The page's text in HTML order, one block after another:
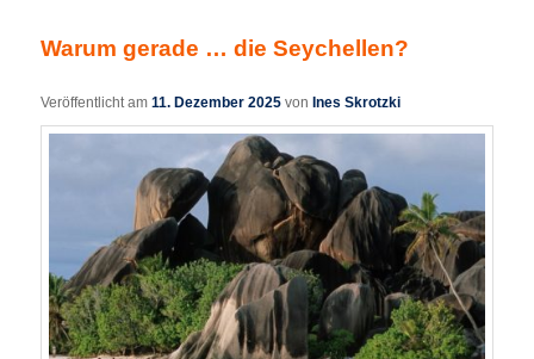
Warum gerade … die Seychellen?
Veröffentlicht am11. Dezember 2025 von Ines Skrotzki